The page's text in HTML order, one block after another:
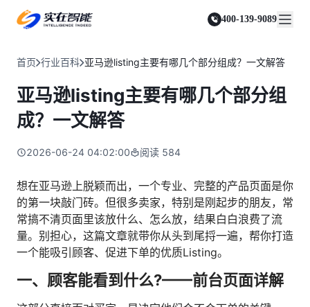
400-139-9089
人人都会用的智能体
智能文档审阅平台
实在 RPA 机器人
可靠的机器人终端
实在 RPA 控制器
强大的智能中枢
全面支持国产信创生态
实在取数宝
一键提数整合，洞察更高效
通信运营商
零售电商
能源及制造业
医药行业
更多行业客户
金融
运营商
客服坐席 | 自动跟单 | 系统运维 | 智能审核
店铺运营 | 私域运营 | 数据运营 | 仓储管理
统计税务 | 行政审批 | 基层减负 | 优化营商
烟草
资质审核 | 合同审核 | 一项一卷 | 智慧人力
制造业
订单生成 | 库存管控 | 物流监控 | 风险监测
司法
资源与支持
实在学院
智能体市场
客户支持
关于实在
媒体报道
视频动态
加入我们
首页 行业百科 亚马逊listing主要有哪几个部分组成？一文解答
亚马逊listing主要有哪几个部分组
成？一文解答
2026-06-24 04:02:00 阅读 584
想在亚马逊上脱颖而出，一个专业、完整的产品页面是你
的第一块敲门砖。但很多卖家，特别是刚起步的朋友，常
常搞不清页面里该放什么、怎么放，结果白白浪费了流
量。别担心，这篇文章就带你从头到尾捋一遍，帮你打造
一个能吸引顾客、促进下单的优质Listing。
一、顾客能看到什么?——前台页面详解